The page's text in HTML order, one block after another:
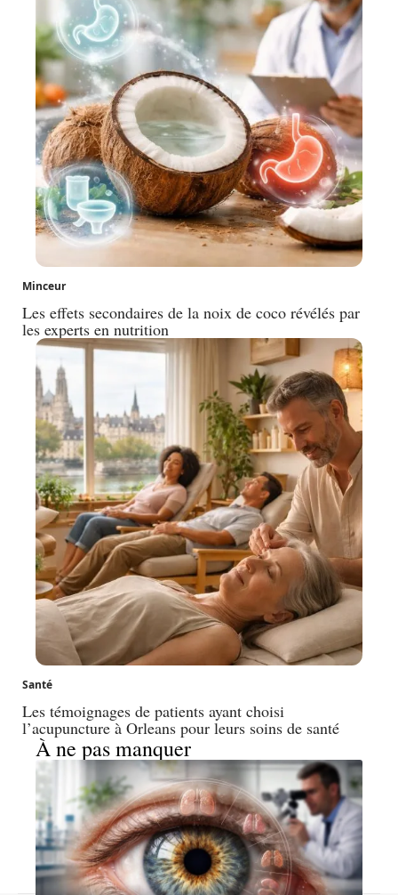
Minceur
Les effets secondaires de la noix de coco révélés par
les experts en nutrition
Santé
Les témoignages de patients ayant choisi
l’acupuncture à Orleans pour leurs soins de santé
À ne pas manquer